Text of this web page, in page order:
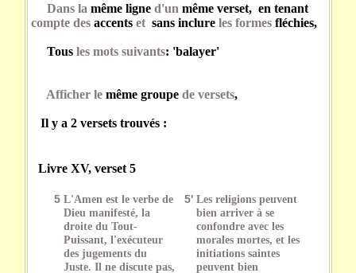
Dans la même ligne d'un même verset, en tenant
compte des accents et sans inclureles formes fléchies,
Tous les mots suivants: 'balayer'
Afficher le même groupede versets,
Il y a 2 versets trouvés :
Livre XV, verset 5
5 L'Amen est le verbe de
Dieu manifesté, la
droite du Tout-
Puissant, l'exécuteur
des jugements du
Juste. Il ne discute pas,
5' Les religions peuvent
bien arriver à se
confondre avec les
morales mortes, et les
initiations saintes
peuvent bien